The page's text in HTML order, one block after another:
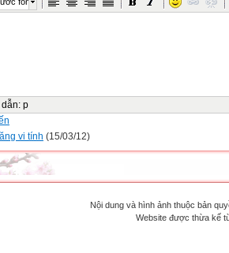
: p
vi tính (15/03/12)
Nội dung và hình ảnh thuộc bản
Website được thừa kế